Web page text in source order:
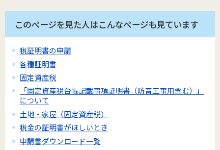
このページを見た人はこんなページも見ています
税証明書の申請
各種証明書
固定資産税
「固定資産税台帳記載事項証明書（防音工事用含む）」
について
土地・家屋（固定資産税）
税金の証明書がほしいとき
申請書ダウンロード一覧